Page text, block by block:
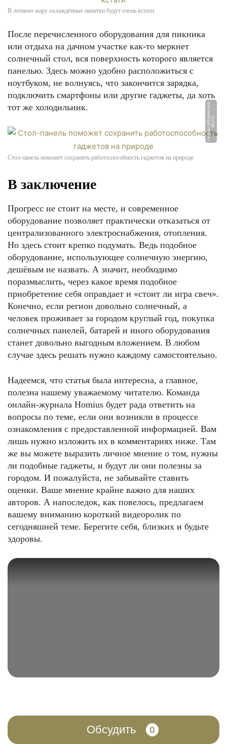
В летнюю жару охлаждённые напитки будут очень кстати
После перечисленного оборудования для пикника
или отдыха на дачном участке как-то меркнет
солнечный стол, вся поверхность которого является
панелью. Здесь можно удобно расположиться с
ноутбуком, не волнуясь, что закончится зарядка,
подключить смартфоны или другие гаджеты, да хоть
тот же холодильник.
Ф
О
Т
О:
r
u
s
si
a
n.
ali
b
a
b
a.
c
o
m
Стол-панель поможет сохранить работоспособность гаджетов на природе
В заключение
Прогресс не стоит на месте, и современное
оборудование позволяет практически отказаться от
централизованного электроснабжения, отопления.
Но здесь стоит крепко подумать. Ведь подобное
оборудование, использующее солнечную энергию,
дешёвым не назвать. А значит, необходимо
поразмыслить, через какое время подобное
приобретение себя оправдает и «стоит ли игра свеч».
Конечно, если регион довольно солнечный, а
человек проживает за городом круглый год, покупка
солнечных панелей, батарей и иного оборудования
станет довольно выгодным вложением. В любом
случае здесь решать нужно каждому самостоятельно.
Надеемся, что статья была интересна, а главное,
полезна нашему уважаемому читателю. Команда
онлайн-журнала Homius будет рада ответить на
вопросы по теме, если они возникли в процессе
ознакомления с предоставленной информацией. Вам
лишь нужно изложить их в комментариях ниже. Там
же вы можете выразить личное мнение о том, нужны
ли подобные гаджеты, и будут ли они полезны за
городом. И пожалуйста, не забывайте ставить
оценки. Ваше мнение крайне важно для наших
авторов. А напоследок, как повелось, предлагаем
вашему вниманию короткий видеоролик по
сегодняшней теме. Берегите себя, близких и будьте
здоровы.
Обсудить 0